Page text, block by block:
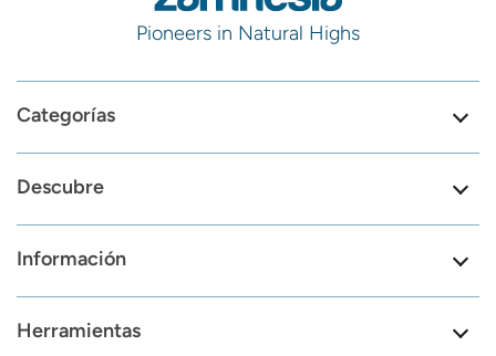
Pioneers in Natural Highs
Categorías
Descubre
Información
Herramientas